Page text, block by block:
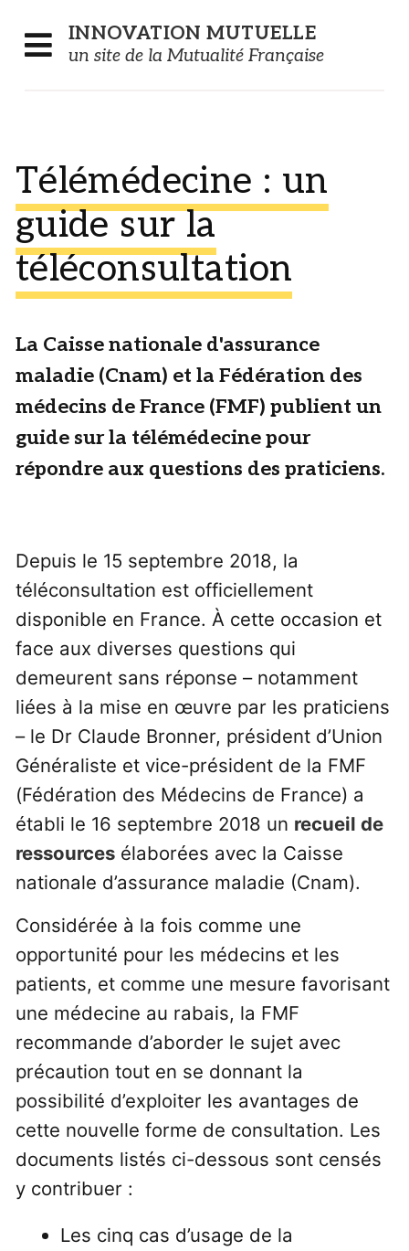
INNOVATION MUTUELLE
un site de la Mutualité Française
Télémédecine : un
guide sur la
téléconsultation
La Caisse nationale d'assurance
maladie (Cnam) et la Fédération des
médecins de France (FMF) publient un
guide sur la télémédecine pour
répondre aux questions des praticiens.
Depuis le 15 septembre 2018, la
téléconsultation est officiellement
disponible en France. À cette occasion et
face aux diverses questions qui
demeurent sans réponse – notamment
liées à la mise en œuvre par les praticiens
– le Dr Claude Bronner, président d’Union
Généraliste et vice-président de la FMF
(Fédération des Médecins de France) a
établi le 16 septembre 2018 un recueil de
ressourcesélaborées avec la Caisse
nationale d’assurance maladie (Cnam).
Considérée à la fois comme une
opportunité pour les médecins et les
patients, et comme une mesure favorisant
une médecine au rabais, la FMF
recommande d’aborder le sujet avec
précaution tout en se donnant la
possibilité d’exploiter les avantages de
cette nouvelle forme de consultation. Les
documents listés ci-dessous sont censés
y contribuer :
Les cinq cas d’usage de la